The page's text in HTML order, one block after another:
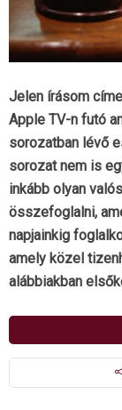
Jelen írásom
Apple TV-n futó
sorozatban lévő
sorozat nem is
inkább olyan
összefoglalni,
napjainkig
amely közel
alábbiakban